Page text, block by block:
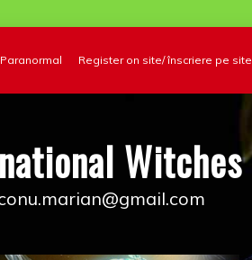
Paranormal
Register on site/ înscriere pe site
Witches